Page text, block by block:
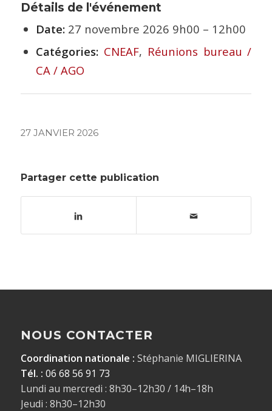
Détails de l'événement
Date: 27 novembre 2026 9h00 – 12h00
Catégories: CNEAF, Réunions bureau /
CA / AGO
27 JANVIER 2026
Partager cette publication
NOUS CONTACTER
Coordination nationale : Stéphanie MIGLIERINA
Tél. : 06 68 56 91 73
Lundi au mercredi : 8h30–12h30 / 14h–18h
Jeudi : 8h30–12h30